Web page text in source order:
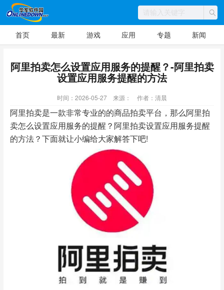
首页 最新 游戏 应用 专题 新闻
阿里拍卖怎么设置应用服务的提醒？-阿里拍卖
设置应用服务提醒的方法
时间：2026-05-27 来源： 作者：清晨
阿里拍卖是一款非常专业的的商品拍卖平台，那么阿里拍
卖怎么设置应用服务的提醒？阿里拍卖设置应用服务提醒
的方法？下面就让小编给大家解答下吧!